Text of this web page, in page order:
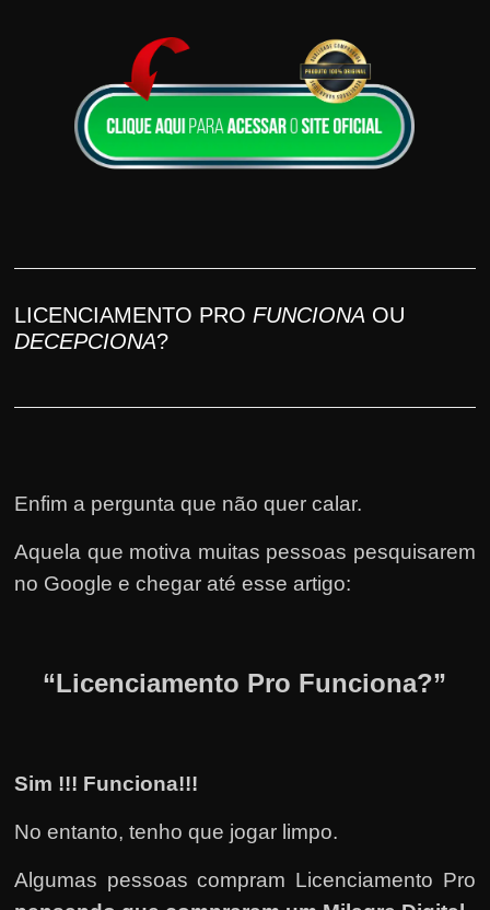
LICENCIAMENTO PROFUNCIONA OU
DECEPCIONA?
Enfim a pergunta que não quer calar.
Aquela que motiva muitas pessoas pesquisarem
no Google e chegar até esse artigo:
“Licenciamento Pro Funciona?”
Sim !!! Funciona!!!
No entanto, tenho que jogar limpo.
Algumas pessoas compram Licenciamento Pro